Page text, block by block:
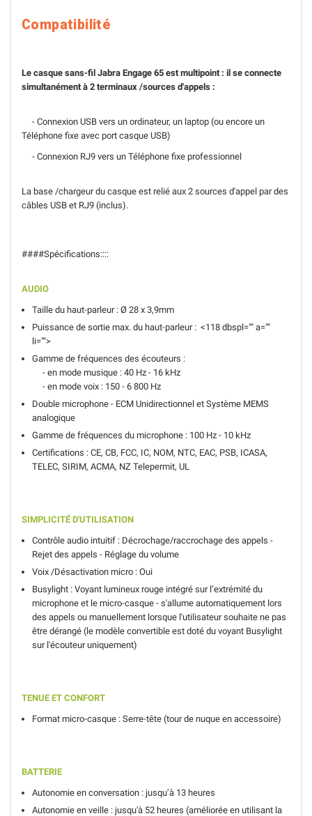
Compatibilité
Le casque sans-fil Jabra Engage 65 est multipoint : il se connecte
simultanément à 2 terminaux /sources d'appels :
- Connexion USB vers un ordinateur, un laptop (ou encore un
Téléphone fixe avec port casque USB)
- Connexion RJ9 vers un Téléphone fixe professionnel
La base /chargeur du casque est relié aux 2 sources d'appel par des
câbles USB et RJ9 (inclus).
####Spécifications::::
AUDIO
Taille du haut-parleur : Ø 28 x 3,9mm
Puissance de sortie max. du haut-parleur : <118 dbspl="" a=""
li="">
Gamme de fréquences des écouteurs :
- en mode musique : 40 Hz - 16 kHz
- en mode voix : 150 - 6 800 Hz
Double microphone - ECM Unidirectionnel et Système MEMS
analogique
Gamme de fréquences du microphone : 100 Hz - 10 kHz
Certifications : CE, CB, FCC, IC, NOM, NTC, EAC, PSB, ICASA,
TELEC, SIRIM, ACMA, NZ Telepermit, UL
SIMPLICITÉ D'UTILISATION
Contrôle audio intuitif : Décrochage/raccrochage des appels -
Rejet des appels - Réglage du volume
Voix /Désactivation micro : Oui
Busylight : Voyant lumineux rouge intégré sur l’extrémité du
microphone et le micro-casque - s'allume automatiquement lors
des appels ou manuellement lorsque l'utilisateur souhaite ne pas
être dérangé (le modèle convertible est doté du voyant Busylight
sur l'écouteur uniquement)
TENUE ET CONFORT
Format micro-casque : Serre-tête (tour de nuque en accessoire)
BATTERIE
Autonomie en conversation : jusqu’à 13 heures
Autonomie en veille : jusqu'à 52 heures (améliorée en utilisant la